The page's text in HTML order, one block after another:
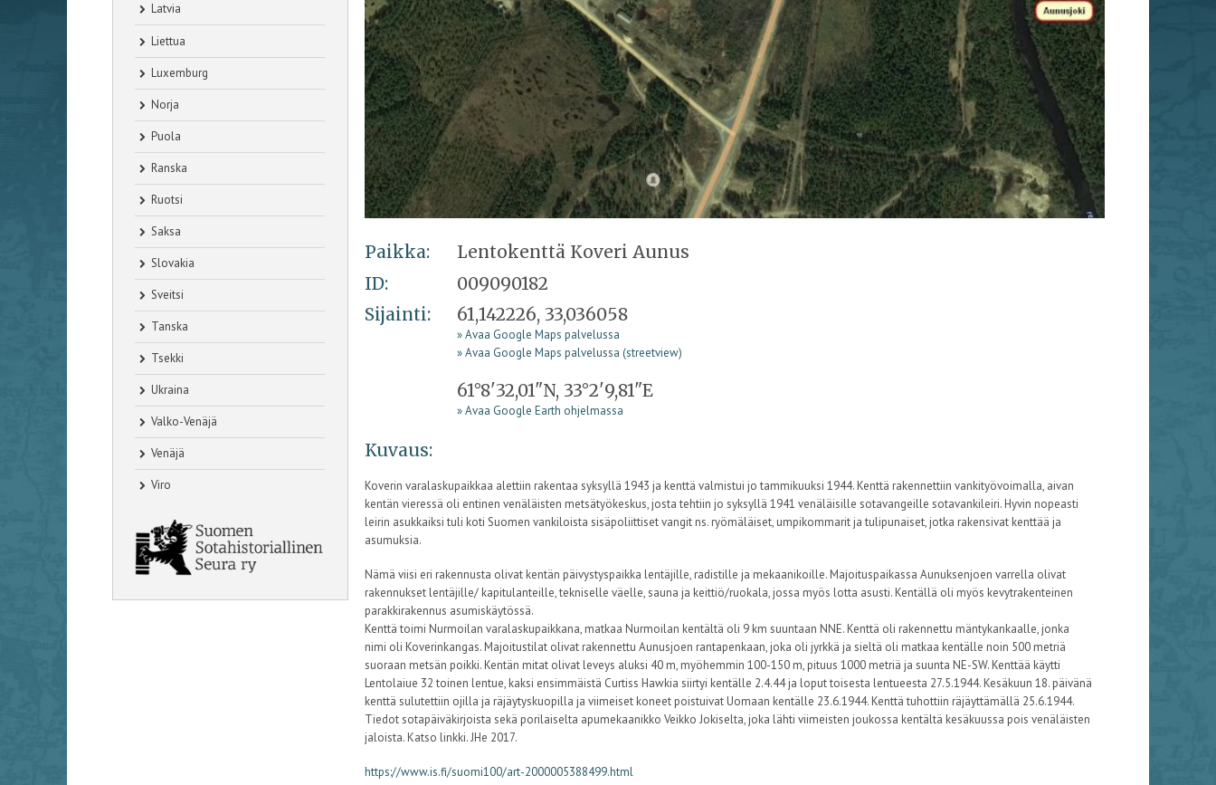
Latvia
Liettua
Luxemburg
Norja
Puola
Ranska
Ruotsi
Saksa
Slovakia
Sveitsi
Tanska
Tsekki
Ukraina
Valko-Venäjä
Venäjä
Viro
Paikka:
Lentokenttä Koveri Aunus
ID:
009090182
Sijainti:
61,142226, 33,036058
» Avaa Google Maps palvelussa
» Avaa Google Maps palvelussa (streetview)
61°8'32,01"N, 33°2'9,81"E
» Avaa Google Earth ohjelmassa
Kuvaus:
Koverin varalaskupaikkaa alettiin rakentaa syksyllä 1943 ja kenttä valmistui jo tammikuuksi 1944. Kenttä rakennettiin vankityövoimalla, aivan
kentän vieressä oli entinen venäläisten metsätyökeskus, josta tehtiin jo syksyllä 1941 venäläisille sotavangeille sotavankileiri. Hyvin nopeasti
leirin asukkaiksi tuli koti Suomen vankiloista sisäpoliittiset vangit ns. ryömäläiset, umpikommarit ja tulipunaiset, jotka rakensivat kenttää ja
asumuksia.
Nämä viisi eri rakennusta olivat kentän päivystyspaikka lentäjille, radistille ja mekaanikoille. Majoituspaikassa Aunuksenjoen varrella olivat
rakennukset lentäjille/ kapitulanteille, tekniselle väelle, sauna ja keittiö/ruokala, jossa myös lotta asusti. Kentällä oli myös kevytrakenteinen
parakkirakennus asumiskäytössä.
Kenttä toimi Nurmoilan varalaskupaikkana, matkaa Nurmoilan kentältä oli 9 km suuntaan NNE. Kenttä oli rakennettu mäntykankaalle, jonka
nimi oli Koverinkangas. Majoitustilat olivat rakennettu Aunusjoen rantapenkaan, joka oli jyrkkä ja sieltä oli matkaa kentälle noin 500 metriä
suoraan metsän poikki. Kentän mitat olivat leveys aluksi 40 m, myöhemmin 100-150 m, pituus 1000 metriä ja suunta NE-SW. Kenttää käytti
Lentolaiue 32 toinen lentue, kaksi ensimmäistä Curtiss Hawkia siirtyi kentälle 2.4.44 ja loput toisesta lentueesta 27.5.1944. Kesäkuun 18. päivänä
kenttä sulutettiin ojilla ja räjäytyskuopilla ja viimeiset koneet poistuivat Uomaan kentälle 23.6.1944. Kenttä tuhottiin räjäyttämällä 25.6.1944.
Tiedot sotapäiväkirjoista sekä porilaiselta apumekaanikko Veikko Jokiselta, joka lähti viimeisten joukossa kentältä kesäkuussa pois venäläisten
jaloista. Katso linkki. JHe 2017.
https://www.is.fi/suomi100/art-2000005388499.html